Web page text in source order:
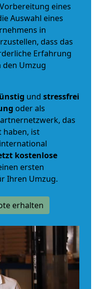
eines
Auswahl eines
in
dass das
Erfahrung
Umzug
und stressfrei
oder als
das
haben, ist
kostenlose
ersten
Ihren Umzug.
erhalten